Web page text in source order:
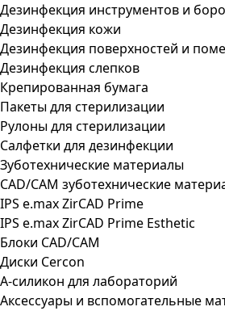
Дезинфекция инструментов и
Дезинфекция кожи
Дезинфекция поверхностей и
Дезинфекция слепков
Крепированная бумага
Пакеты для стерилизации
Рулоны для стерилизации
Салфетки для дезинфекции
Зуботехнические материалы
CAD/CAM зуботехнические
IPS e.max ZirCAD Prime
IPS e.max ZirCAD Prime Esthetic
Блоки CAD/CAM
Диски Cercon
А-силикон для лабораторий
Аксессуары и вспомогательные